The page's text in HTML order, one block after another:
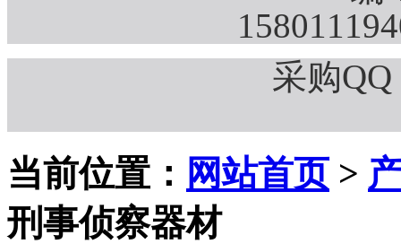
采购QQ
当前位置： 网站首页>
刑事侦察器材